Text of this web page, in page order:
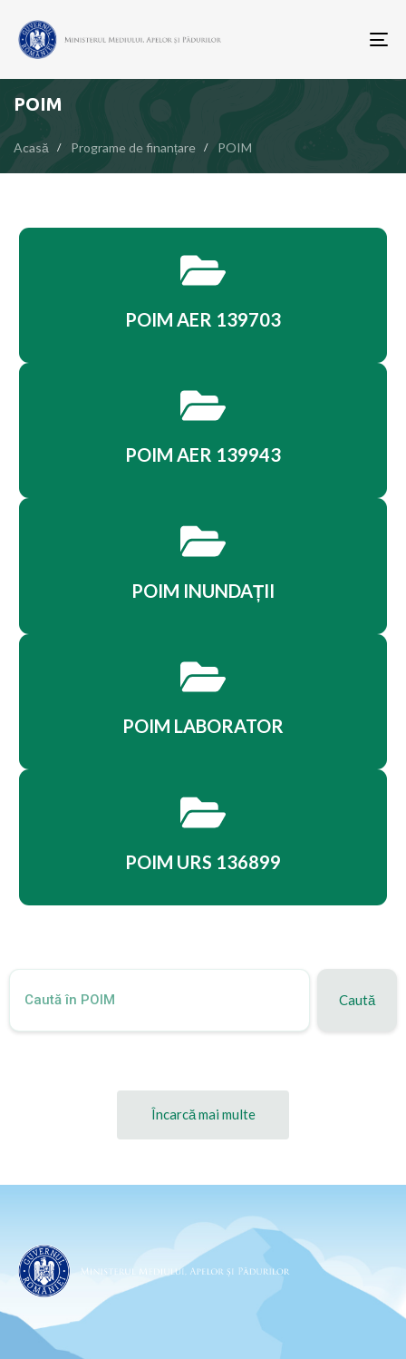
POIM
Acasă Programe de finanțare POIM
POIM AER 139703
POIM AER 139943
POIM INUNDAȚII
POIM LABORATOR
POIM URS 136899
Caută
Încarcă mai multe